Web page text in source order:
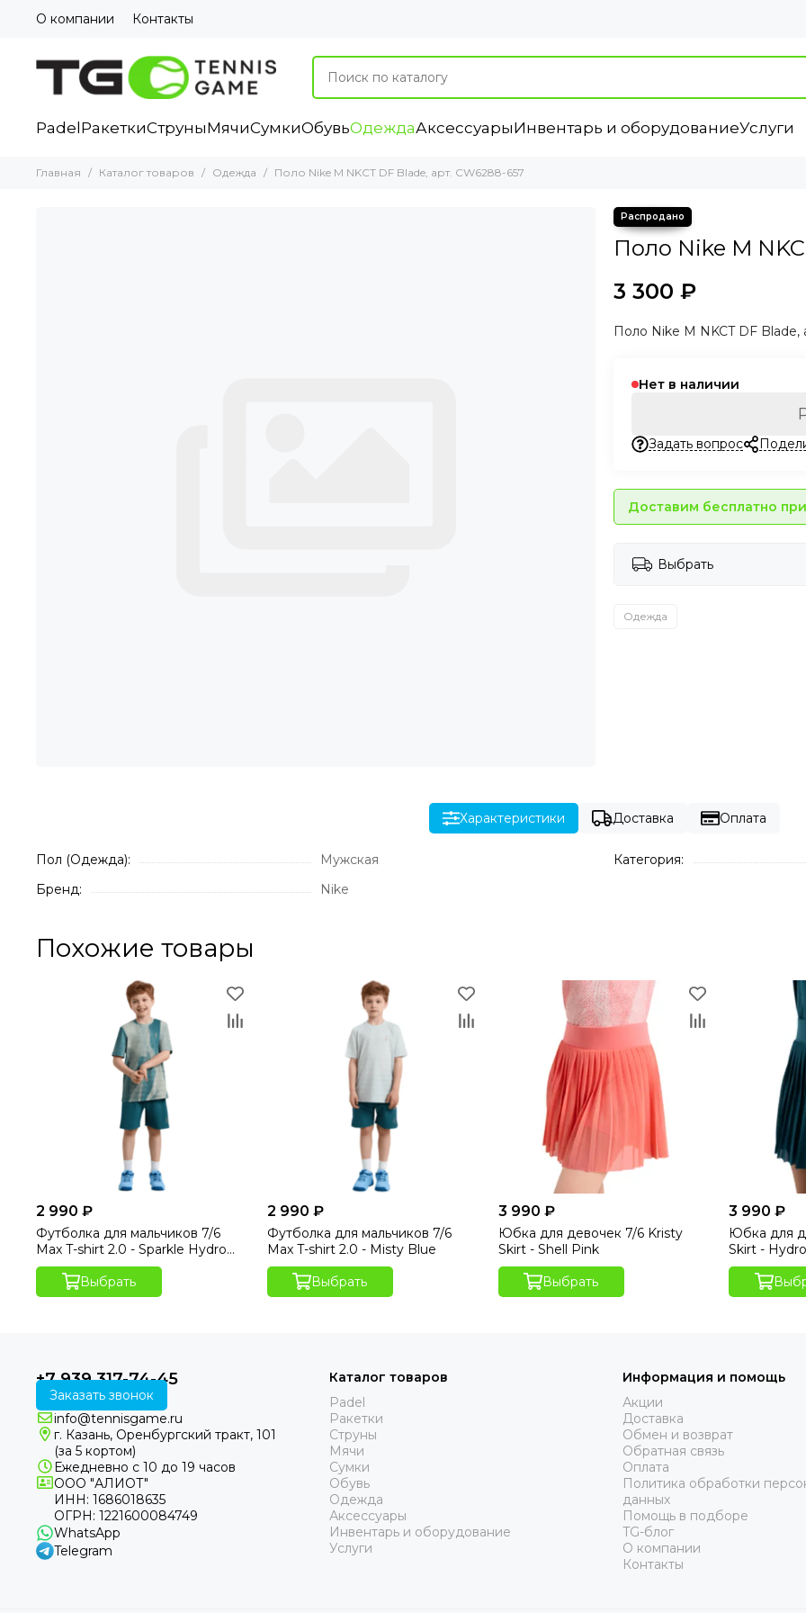
О компании Контакты
Padel РакеткиСтруныМячиСумкиОбувьОдеждаАксессуарыИнвентарь и оборудованиеУслуги
Главная Каталог товаров Одежда Поло Nike M NKCT DF Blade, арт. CW6288-657
Поло Nike M
3 300 ₽
Поло Nike M NKCT DF Blade,
Нет в наличии
Задать вопрос
Доставим бесплатно
Выбрать
Одежда
Характеристики Доставка Оплата
Пол (Одежда):
Мужская
Бренд:
Nike
Категория:
Похожие товары
2 990 ₽
Футболка для мальчиков 7/6
Max T-shirt 2.0 - Sparkle Hydro
Print
Выбрать
2 990 ₽
Футболка для мальчиков 7/6
Max T-shirt 2.0 - Misty Blue
Выбрать
3 990 ₽
Юбка для девочек 7/6 Kristy
Skirt - Shell Pink
Выбрать
3 990 ₽
Юбка для
Skirt -
+7 939 317-74-45
Заказать звонок
info@tennisgame.ru
г. Казань, Оренбургский тракт, 101
(за 5 кортом)
Ежедневно с 10 до 19 часов
ООО "АЛИОТ"
ИНН: 1686018635
ОГРН: 1221600084749
WhatsApp
Telegram
Каталог товаров
Padel
Ракетки
Струны
Мячи
Сумки
Обувь
Одежда
Аксессуары
Инвентарь и оборудование
Услуги
Информация и помощь
Акции
Доставка
Обмен и возврат
Обратная связь
Оплата
Политика обработки
данных
Помощь в подборе
TG-блог
О компании
Контакты